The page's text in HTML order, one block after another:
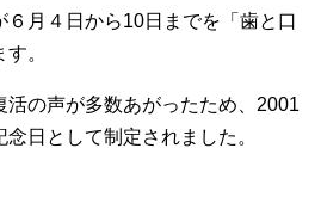
月４日から10日までを「歯と口
。
活の声が多数あがったため、2001
日として制定されました。